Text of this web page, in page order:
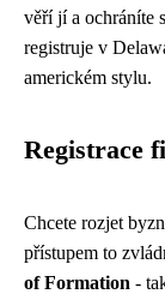
věří jí a ochráníte
registruje v
americkém stylu.
Registrace
Chcete rozjet
přístupem to
of Formation -